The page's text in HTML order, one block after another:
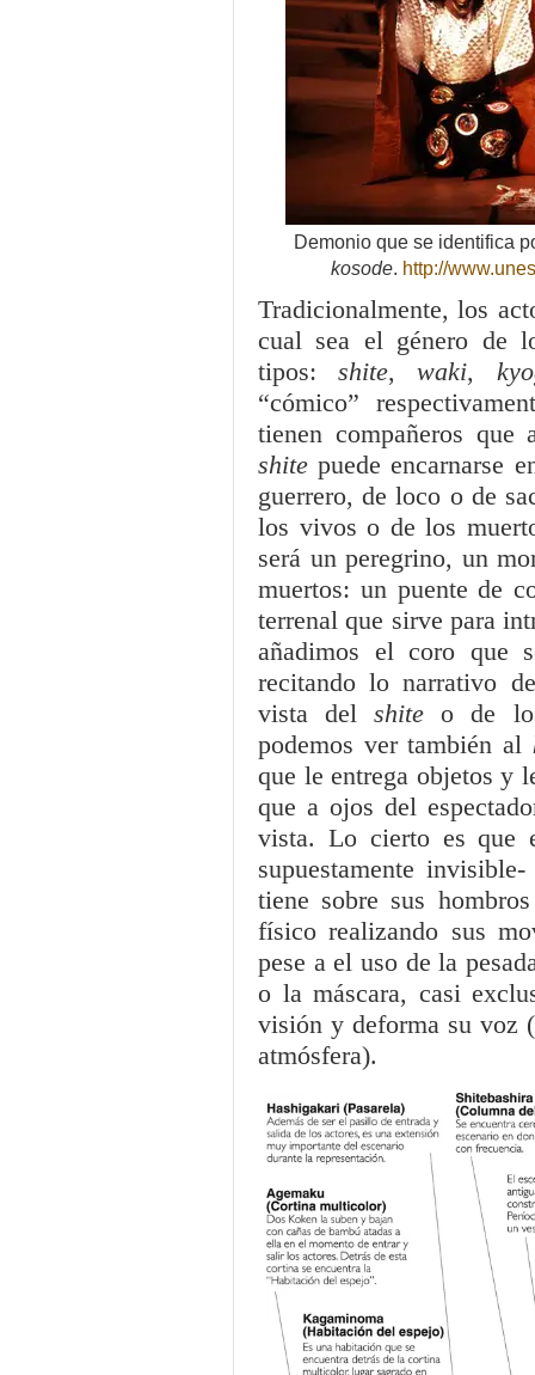
Demonio que se identifica
kosode. http://
Tradicionalmente, los
cual sea el género de
tipos:shite,waki,
“cómico”
tienen compañeros
shitepuede encarnarse
guerrero, de loco o de
los vivos o de los
será un peregrino, un
muertos: un puente de
terrenal que sirve para
añadimos el coro que
recitando lo narrativo
vista delshiteo de
podemos ver también al
que le entrega objetos y
que a ojos del
vista. Lo cierto es
supuestamente
tiene sobre sus
físico realizando sus
pese a el uso de la
o la máscara, casi
visión y deforma su voz
atmósfera).